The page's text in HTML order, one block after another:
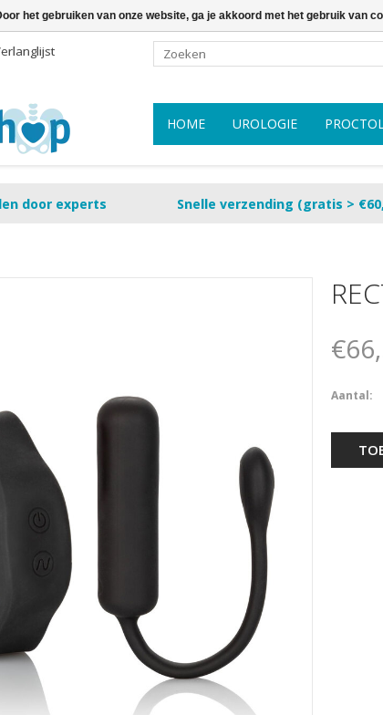
HOME UROLOGIE
door experts Snelle verzending (gratis >
Aantal:
het gebruiken van onze website, ga je akkoord met het gebruik van